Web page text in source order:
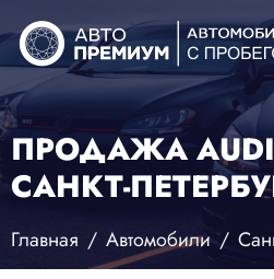
ПРОДАЖА
САНКТ-
Главная Автомобили